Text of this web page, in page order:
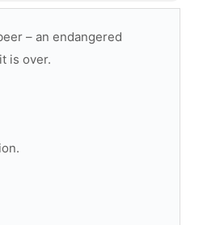
– an endangered
is over.